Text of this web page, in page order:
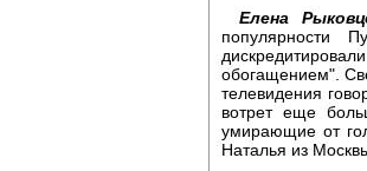
Елена
популярности
обогащением".
телевидения
вотрет еще
умирающие от
Наталья из